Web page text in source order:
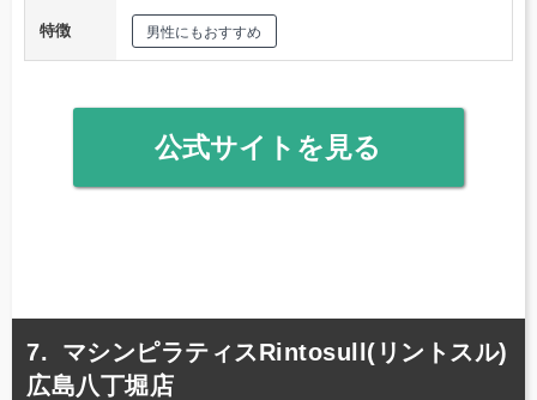
特徴 男性にもおすすめ
公式サイトを見る
マシンピラティスRintosull(リントスル)
広島八丁堀店